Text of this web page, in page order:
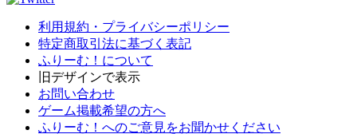
利用規約・プライバシーポリシー
特定商取引法に基づく表記
ふりーむ！について
旧デザインで表示
お問い合わせ
ゲーム掲載希望の方へ
ふりーむ！へのご意見をお聞かせください